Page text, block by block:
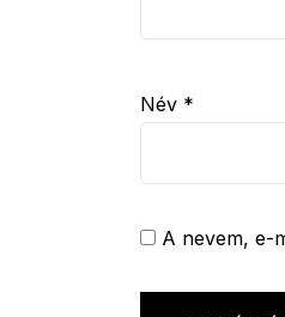
Név *
A nevem, e-